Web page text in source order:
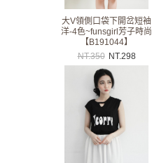
大V領側口袋下開岔短袖
洋-4色~funsgirl芳子時尚
【B191044】
NT.350 NT.298